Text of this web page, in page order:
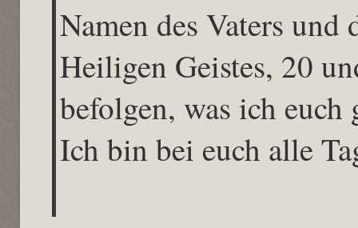
Namen des Vaters und
Heiligen Geistes, 20
befolgen, was ich euch
Ich bin bei euch alle